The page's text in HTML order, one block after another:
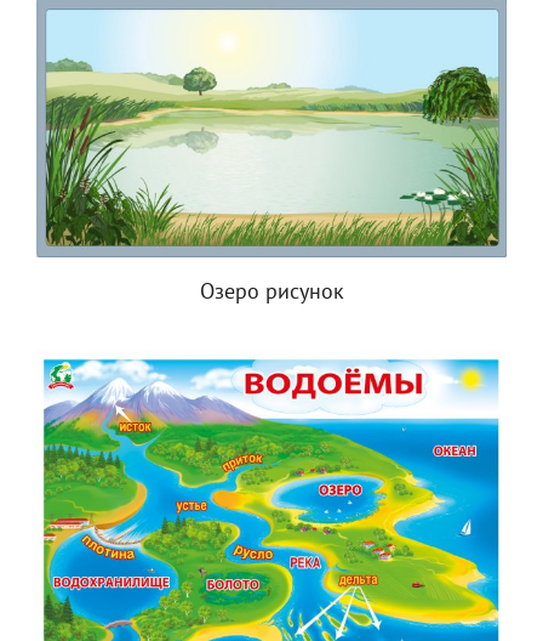
Озеро рисунок